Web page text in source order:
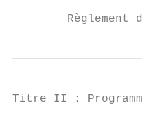
Règlement
Titre II :